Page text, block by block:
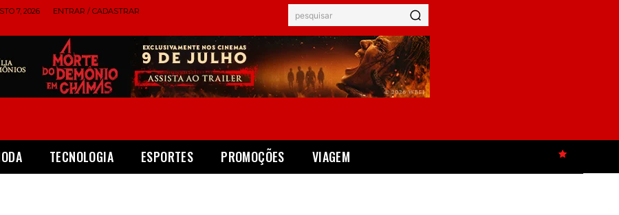
7, 2026 ENTRAR / CADASTRAR pesquisar
TECNOLOGIA ESPORTES PROMOÇÕES VIAGEM